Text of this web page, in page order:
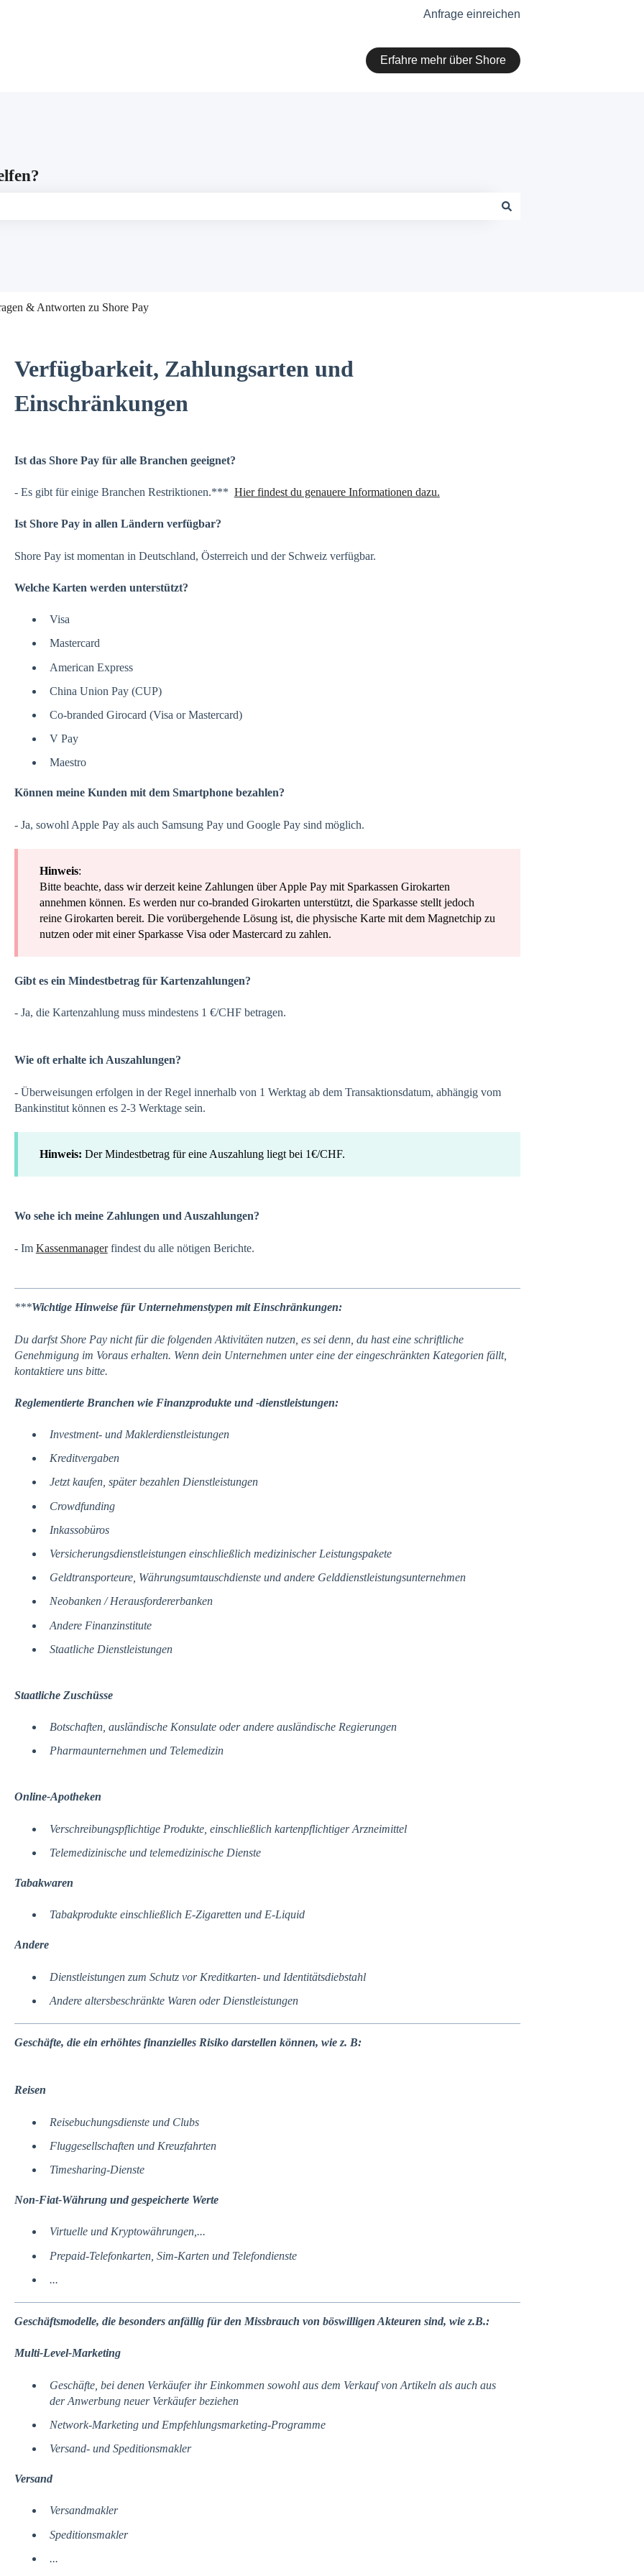
anzeigen Anfrage einreichen
Erfahre mehr über Shore
& Antworten zu Shore Pay
Verfügbarkeit, Zahlungsarten und
Einschränkungen
Ist das Shore Pay für alle Branchen geeignet?
- Es gibt für einige Branchen Restriktionen.*** Hier findest du genauere Informationen dazu.
Ist Shore Pay in allen Ländern verfügbar?
Shore Pay ist momentan in Deutschland, Österreich und der Schweiz verfügbar.
Welche Karten werden unterstützt?
Visa
Mastercard
American Express
China Union Pay (CUP)
Co-branded Girocard (Visa or Mastercard)
V Pay
Maestro
Können meine Kunden mit dem Smartphone bezahlen?
- Ja, sowohl Apple Pay als auch Samsung Pay und Google Pay sind möglich.
Hinweis:
Bitte beachte, dass wir derzeit keine Zahlungen über Apple Pay mit Sparkassen Girokarten
annehmen können. Es werden nur co-branded Girokarten unterstützt, die Sparkasse stellt jedoch
reine Girokarten bereit. Die vorübergehende Lösung ist, die physische Karte mit dem Magnetchip zu
nutzen oder mit einer Sparkasse Visa oder Mastercard zu zahlen.
Gibt es ein Mindestbetrag für Kartenzahlungen?
- Ja, die Kartenzahlung muss mindestens 1 €/CHF betragen.
Wie oft erhalte ich Auszahlungen?
- Überweisungen erfolgen in der Regel innerhalb von 1 Werktag ab dem Transaktionsdatum, abhängig vom
Bankinstitut können es 2-3 Werktage sein.
Hinweis: Der Mindestbetrag für eine Auszahlung liegt bei 1€/CHF.
Wo sehe ich meine Zahlungen und Auszahlungen?
- Im Kassenmanagerfindest du alle nötigen Berichte.
***Wichtige Hinweise für Unternehmenstypen mit Einschränkungen:
Du darfst Shore Pay nicht für die folgenden Aktivitäten nutzen, es sei denn, du hast eine schriftliche
Genehmigung im Voraus erhalten. Wenn dein Unternehmen unter eine der eingeschränkten Kategorien fällt,
kontaktiere uns bitte.
Reglementierte Branchen wie Finanzprodukte und -dienstleistungen:
Investment- und Maklerdienstleistungen
Kreditvergaben
Jetzt kaufen, später bezahlen Dienstleistungen
Crowdfunding
Inkassobüros
Versicherungsdienstleistungen einschließlich medizinischer Leistungspakete
Geldtransporteure, Währungsumtauschdienste und andere Gelddienstleistungsunternehmen
Neobanken / Herausfordererbanken
Andere Finanzinstitute
Staatliche Dienstleistungen
Staatliche Zuschüsse
Botschaften, ausländische Konsulate oder andere ausländische Regierungen
Pharmaunternehmen und Telemedizin
Online-Apotheken
Verschreibungspflichtige Produkte, einschließlich kartenpflichtiger Arzneimittel
Telemedizinische und telemedizinische Dienste
Tabakwaren
Tabakprodukte einschließlich E-Zigaretten und E-Liquid
Andere
Dienstleistungen zum Schutz vor Kreditkarten- und Identitätsdiebstahl
Andere altersbeschränkte Waren oder Dienstleistungen
Geschäfte, die ein erhöhtes finanzielles Risiko darstellen können, wie z. B:
Reisen
Reisebuchungsdienste und Clubs
Fluggesellschaften und Kreuzfahrten
Timesharing-Dienste
Non-Fiat-Währung und gespeicherte Werte
Virtuelle und Kryptowährungen,...
Prepaid-Telefonkarten, Sim-Karten und Telefondienste
...
Geschäftsmodelle, die besonders anfällig für den Missbrauch von böswilligen Akteuren sind, wie z.B.:
Multi-Level-Marketing
Geschäfte, bei denen Verkäufer ihr Einkommen sowohl aus dem Verkauf von Artikeln als auch aus
der Anwerbung neuer Verkäufer beziehen
Network-Marketing und Empfehlungsmarketing-Programme
Versand- und Speditionsmakler
Versand
Versandmakler
Speditionsmakler
...